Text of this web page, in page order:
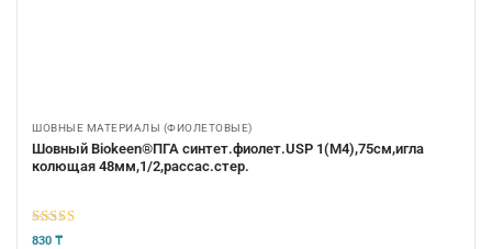
ШОВНЫЕ МАТЕРИАЛЫ (ФИОЛЕТОВЫЕ)
Шовный Biokeen®ПГА синтет.фиолет.USP 1(М4),75см,игла
колющая 48мм,1/2,рассас.стер.
5из 5
830 ₸